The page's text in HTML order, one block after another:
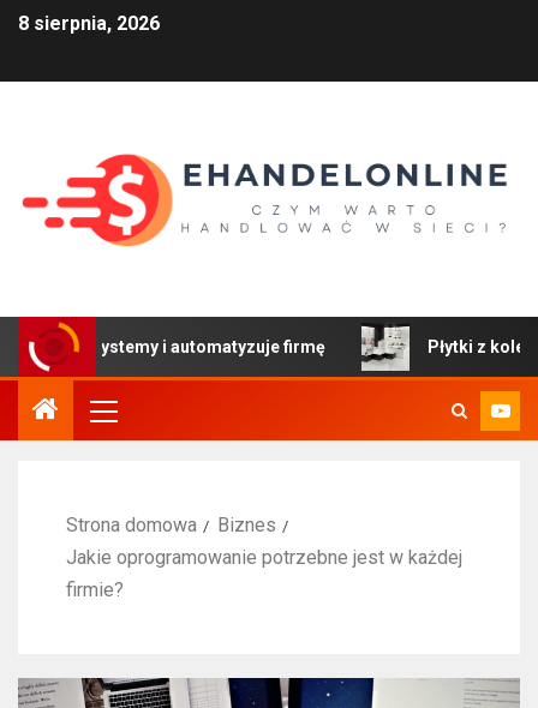
8 sierpnia, 2026
systemy i automatyzuje firmę Płytki z kolekcji
Strona domowa
Biznes
Jakie oprogramowanie potrzebne jest w każdej
firmie?